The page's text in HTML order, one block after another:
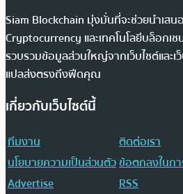
Siam Blockchain มุ่งมั่นที่จะช่วยนำเสน
Cryptocurrency และเทคโนโลยีบล็อกเ
รวบรวมข้อมูลส่วนใหญ่จากเว็บไซต์และเ
แปลส่งตรงถึงฟีดคุณ
เกี่ยวกับเว็บไซต์นี้
ทีมงาน
ติดต่อเรา
นโยบายความเป็นส่วนตัวข้อตกลงในก
Advertise
RSS